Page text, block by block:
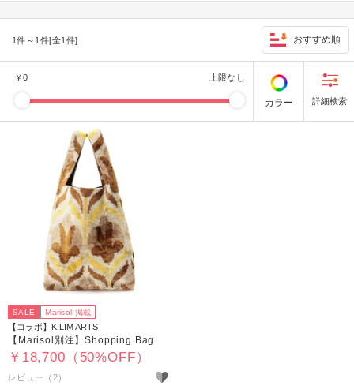
1件～1件[全1件] おすすめ順
￥0 上限なし
カラー
SALE Marisol 掲載
【コラボ】KILIM ARTS
【Marisol別注】Shopping Bag
￥18,700（50%OFF）
レビュー（2）